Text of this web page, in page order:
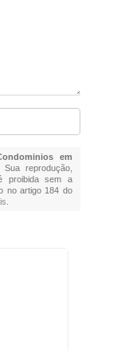
em
reprodução,
proibida sem a
no artigo 184 do